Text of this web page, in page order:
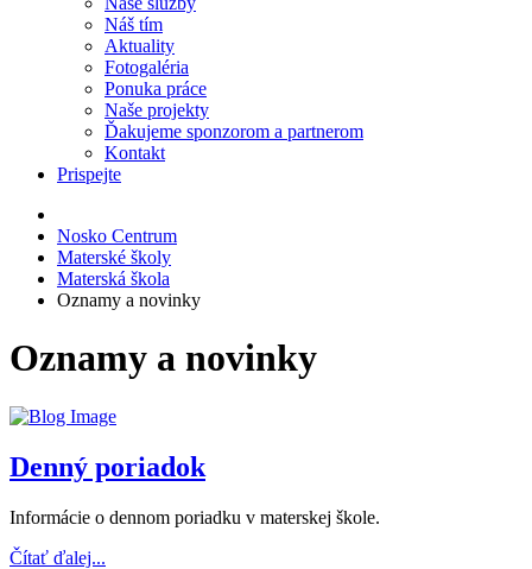
Náš tím
Aktuality
Fotogaléria
Ponuka práce
Naše projekty
Ďakujeme sponzorom a partnerom
Kontakt
Prispejte
Nosko Centrum
Materské školy
Materská škola
Oznamy a novinky
Oznamy a novinky
Denný poriadok
Informácie o dennom poriadku v materskej škole.
Čítať ďalej...